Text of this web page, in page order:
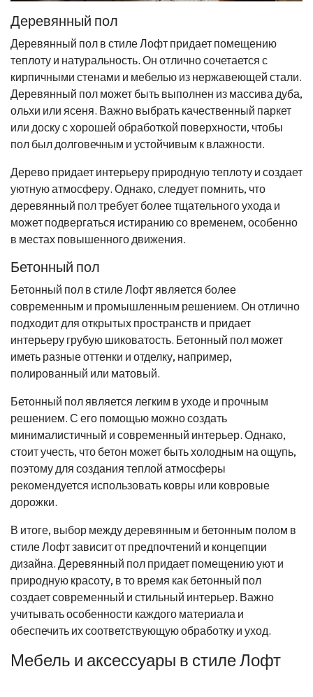
Деревянный пол
Деревянный пол в стиле Лофт придает помещению
теплоту и натуральность. Он отлично сочетается с
кирпичными стенами и мебелью из нержавеющей стали.
Деревянный пол может быть выполнен из массива дуба,
ольхи или ясеня. Важно выбрать качественный паркет
или доску с хорошей обработкой поверхности, чтобы
пол был долговечным и устойчивым к влажности.
Дерево придает интерьеру природную теплоту и создает
уютную атмосферу. Однако, следует помнить, что
деревянный пол требует более тщательного ухода и
может подвергаться истиранию со временем, особенно
в местах повышенного движения.
Бетонный пол
Бетонный пол в стиле Лофт является более
современным и промышленным решением. Он отлично
подходит для открытых пространств и придает
интерьеру грубую шиковатость. Бетонный пол может
иметь разные оттенки и отделку, например,
полированный или матовый.
Бетонный пол является легким в уходе и прочным
решением. С его помощью можно создать
минималистичный и современный интерьер. Однако,
стоит учесть, что бетон может быть холодным на ощупь,
поэтому для создания теплой атмосферы
рекомендуется использовать ковры или ковровые
дорожки.
В итоге, выбор между деревянным и бетонным полом в
стиле Лофт зависит от предпочтений и концепции
дизайна. Деревянный пол придает помещению уют и
природную красоту, в то время как бетонный пол
создает современный и стильный интерьер. Важно
учитывать особенности каждого материала и
обеспечить их соответствующую обработку и уход.
Мебель и аксессуары в стиле Лофт